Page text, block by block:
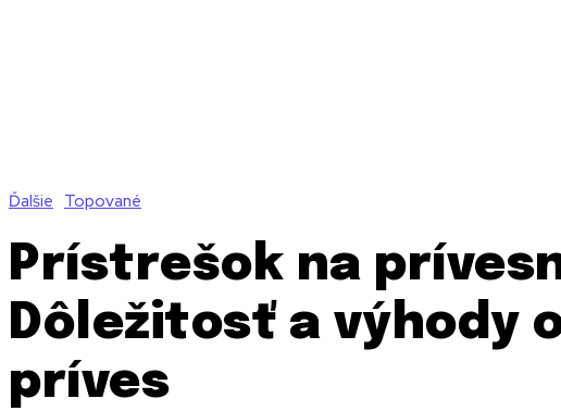
Ďalšie Topované
Prístrešok na
Dôležitosť a výhody
príves